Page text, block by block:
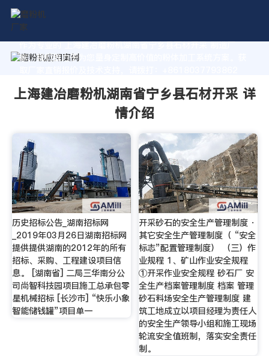
作为专业的 上海建冶磨粉机湖南省宁乡县石材开采 制造厂
家，我们致力于为您量身定制高价值的粉体加工系统方案。获
上海建冶磨粉机湖南省宁乡县石材开采 详
情介绍
历史招标公告_湖南招标网
_2019年03月26日湖南招标网
提供提供湖南的2012年的所有
招标、采购、工程建设项目信
息。 [湖南省] 二局三华南分公
司尚智科技园项目施工总承包零
星机械招标 [长沙市] “快乐小象
智能储钱罐”项目单一
开采砂石的安全生产管理制度 ·
其它安全生产管理制度（ “安全
标志”配置管理制度） （三）作
业规程 1、矿山作业安全规程
①开采作业安全规程 砂石厂 安
全生产档案管理制度 档案 管理
砂石料场安全生产管理制度 建
筑工地成立以项目经理为责任人
的安全生产领导小组和施工现场
轮流安全值班制，落实安全责任
制。